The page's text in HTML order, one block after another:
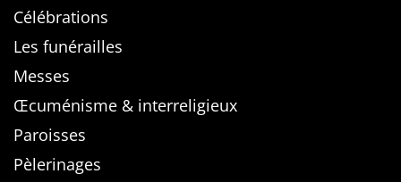
Célébrations
Les funérailles
Messes
Œcuménisme & interreligieux
Paroisses
Pèlerinages